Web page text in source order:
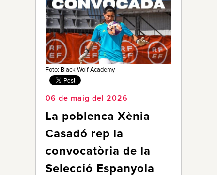
Esports
Noticies
Qui Som
Foto: Black Wolf Academy
06 de maig del 2026
La poblenca Xènia
Casadó rep la
convocatòria de la
Selecció Espanyola